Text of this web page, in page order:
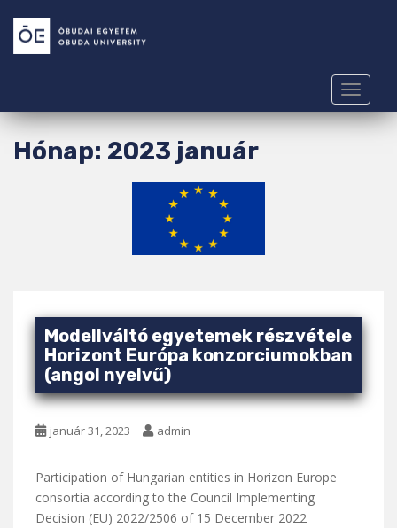
o
Hónap: 2023 január
Modellváltó egyetemek részvétele
Horizont Európa konzorciumokban
(angol nyelvű)
január 31, 2023 admin
Participation of Hungarian entities in Horizon Europe
consortia according to the Council Implementing
Decision (EU) 2022/2506 of 15 December 2022